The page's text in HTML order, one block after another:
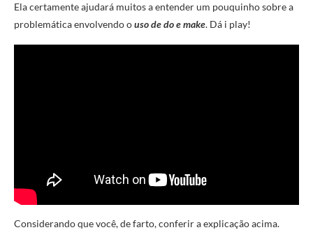
Ela certamente ajudará muitos a entender um pouquinho sobre a
problemática envolvendo ouso de do e make. Dá i play!
Considerando que você, de farto, conferir a explicação acima.